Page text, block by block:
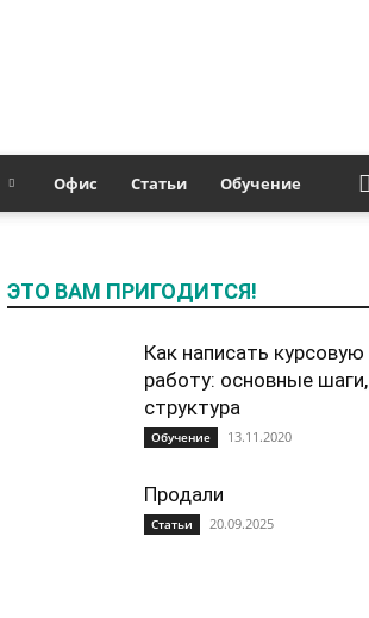
Офис Статьи Обучение
ЭТО ВАМ ПРИГОДИТСЯ!
Как написать курсовую
работу: основные шаги,
структура
Обучение 13.11.2020
Продали
Статьи 20.09.2025